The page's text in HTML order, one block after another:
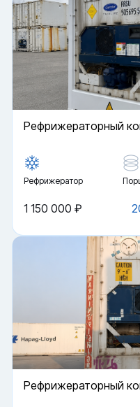
Рефрижераторный
Рефрижератор
1 150 000 ₽
Рефрижераторный